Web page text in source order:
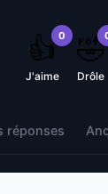
0
👍
J'aime
🤣
Drôle
réponses